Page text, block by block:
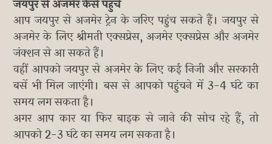
जयपुर से अजमेर कैसे पहुंचे
आप जयपुर से अजमेर ट्रेन के जरिए पहुंच सकते हैं। जयपुर से
अजमेर के लिए श्रीमती एक्सप्रेस, अजमेर एक्सप्रेस और अजमेर
जंक्शन से आ सकते हैं।
वहीं आपको जयपुर से अजमेर के लिए कई निजी और सरकारी
बसें भी मिल जाएंगी। बस से आपको पहुंचने में 3-4 घंटे का
समय लग सकता है।
अगर आप कार या फिर बाइक से जाने की सोच रहे हैं, तो
आपको 2-3 घंटे का समय लग सकता है।